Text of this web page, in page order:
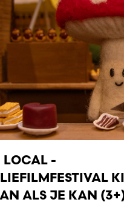
LOCAL -
ALS JE KAN